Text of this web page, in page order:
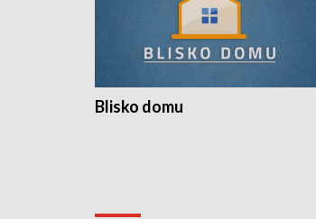
Blisko domu